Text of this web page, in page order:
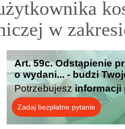
w
Art. 59c. Odstąpienie
o wydani... - budzi
Potrzebujesz informacji
Zadaj bezpłatne pytanie